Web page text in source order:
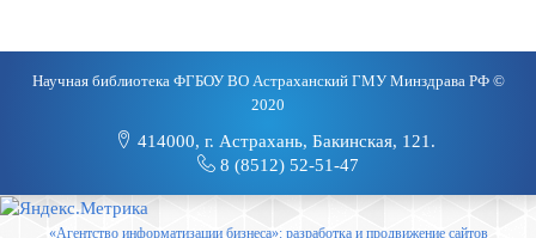
Научная библиотека ФГБОУ ВО Астраханский ГМУ Минздрава РФ ©
2020
414000, г. Астрахань, Бакинская, 121.
8 (8512) 52-51-47
«Агентство информатизации бизнеса»: разработка и продвижение сайтов